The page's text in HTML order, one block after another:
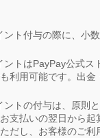
ント付与の際に、小
ントはPayPay公式ス
利用可能です。出金
ントの付与は、原則
支払いの翌日から起
だし、お客様のご